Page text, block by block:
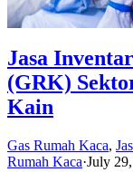
Jasa
(GRK)
Kain
Gas Rumah Kaca,
Rumah Kaca·July